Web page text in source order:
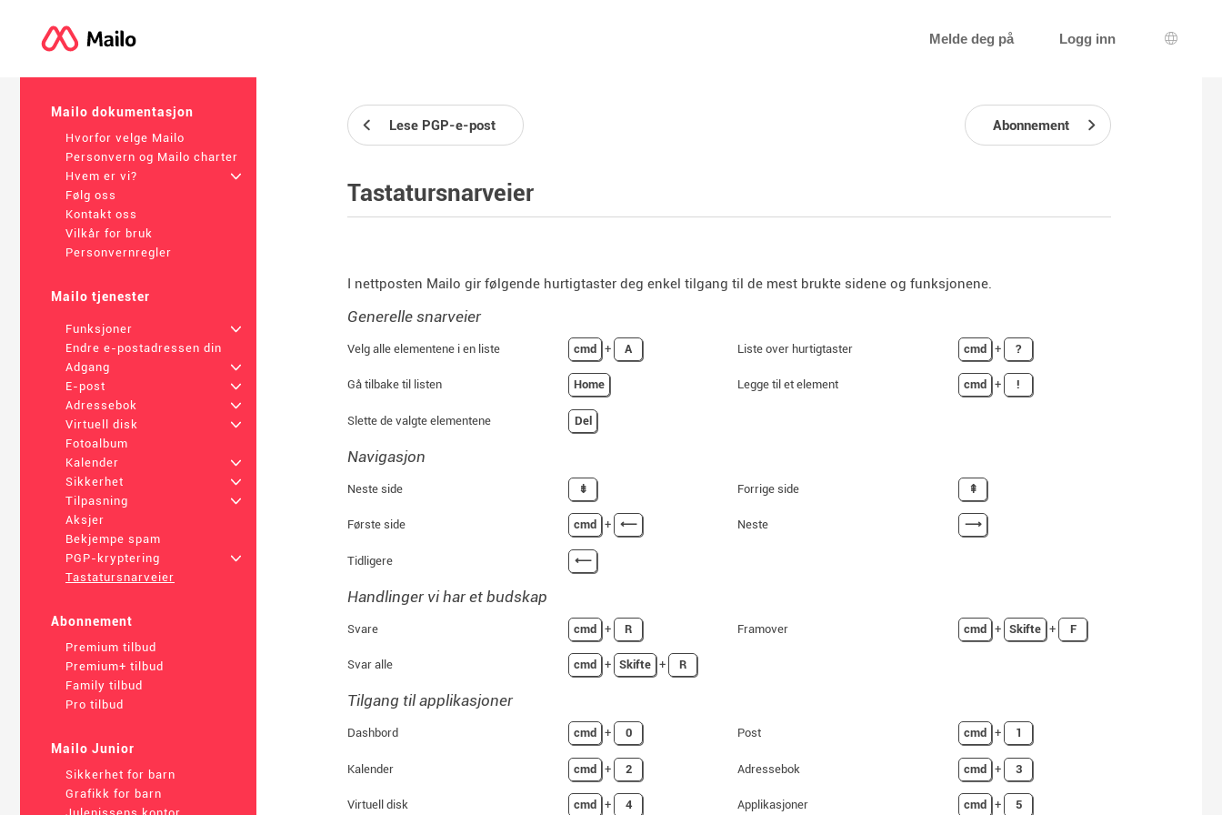
Melde deg på Logg inn
Mailo dokumentasjon
Hvorfor velge Mailo
Personvern og Mailo charter
Hvem er vi?
+
Følg oss
Kontakt oss
Vilkår for bruk
Personvernregler
Mailo tjenester
Funksjoner
+
Endre e-postadressen din
Adgang
+
E-post
+
Adressebok
+
Virtuell disk
+
Fotoalbum
Kalender
+
Sikkerhet
+
Tilpasning
+
Aksjer
Bekjempe spam
PGP-kryptering
+
Tastatursnarveier
Abonnement
Premium tilbud
Premium+ tilbud
Family tilbud
Pro tilbud
Mailo Junior
Sikkerhet for barn
Grafikk for barn
Lese PGP-e-post Abonnement
Tastatursnarveier
I nettposten Mailo gir følgende hurtigtaster deg enkel tilgang til de mest brukte sidene og funksjonene.
Generelle snarveier
Velg alle elementene i en liste cmd + A Liste over hurtigtaster cmd + ?
Gå tilbake til listen Home Legge til et element cmd + !
Slette de valgte elementene Del
Navigasjon
Neste side ⇟ Forrige side ⇞
Første side cmd + ⟵ Neste ⟶
Tidligere ⟵
Handlinger vi har et budskap
Svare cmd + R Framover cmd + Skifte + F
Svar alle cmd + Skifte + R
Tilgang til applikasjoner
Dashbord cmd + 0 Post cmd + 1
Kalender cmd + 2 Adressebok cmd + 3
Virtuell disk cmd + 4 Applikasjoner cmd + 5